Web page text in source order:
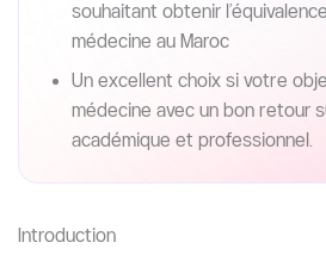
souhaitant obtenir
médecine au Maroc
Un excellent choix si votre
médecine avec un bon retour
académique et professionnel.
Introduction